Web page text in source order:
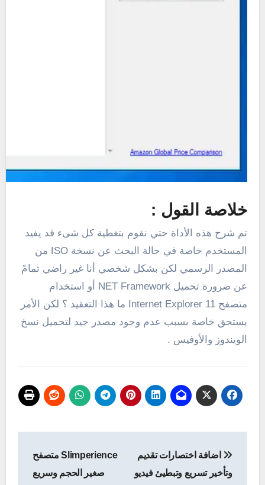
خلاصة القول :
تم شرح هذه الأداة حتي نقوم بتغطية كل شىء قد يفيد
المستخدم خاصة في حالة البحث عن نسخة ISO من
المصدر الرسمي لكن بشكل شخصي أنا غير راضي تمامً
عن ضرورة تحميل NET Framework أو استخدام
متصفح Internet Explorer 11 ما هذا التعقيد ؟ لكن الأمر
يستحق خاصة بسبب عدم وجود مصدر جيد لتحميل نسخ
الويندوز والأوفيس .
المقالات
اضافة اختصارات تقديم
وتأخير تسريع وتبطيئ فيديو
Slimperience متصفح
صغير الحجم وسريع